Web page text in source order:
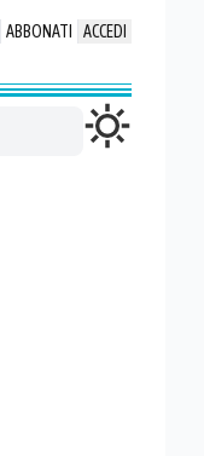
ABBONATI ACCEDI